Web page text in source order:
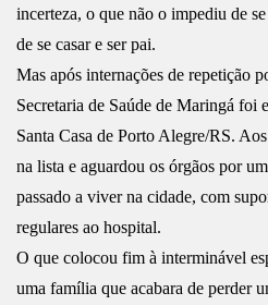
incerteza, o que não o impediu de
de se casar e ser pai.
Mas após internações de repetição
Secretaria de Saúde de Maringá foi
Santa Casa de Porto Alegre/RS.
na lista e aguardou os órgãos por
passado a viver na cidade, com
regulares ao hospital.
O que colocou fim à interminável
uma família que acabara de perder